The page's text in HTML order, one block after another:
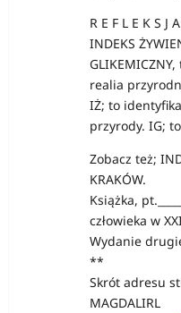
R E F L E K S J
INDEKS
realia
IŻ; to
przyrody. IG;
Zobacz też;
KRAKÓW.
Książka,
człowieka w
Wydanie
**
Skrót adresu
MAGDALIRL